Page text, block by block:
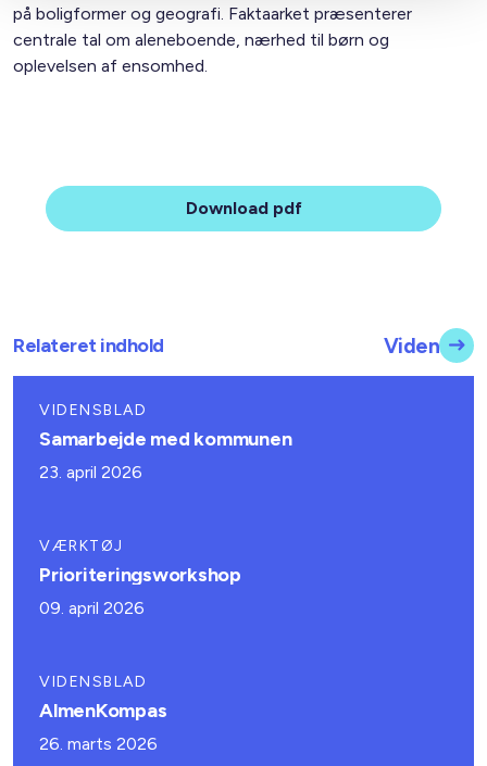
Download pdf
på boligformer og geografi. Faktaarket præsenterer
centrale tal om aleneboende, nærhed til børn og
oplevelsen af ensomhed.
Relateret indhold Viden
VIDENSBLAD
Samarbejde med kommunen
23. april 2026
VÆRKTØJ
Prioriteringsworkshop
09. april 2026
VIDENSBLAD
AlmenKompas
26. marts 2026